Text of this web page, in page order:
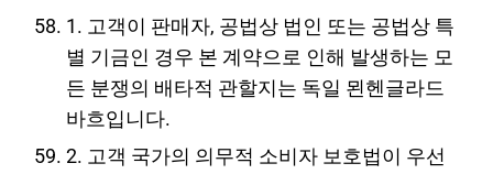
1. 고객이 판매자, 공법상 법인 또는 공법상 특
별 기금인 경우 본 계약으로 인해 발생하는 모
든 분쟁의 배타적 관할지는 독일 묀헨글라드
바흐입니다.
2. 고객 국가의 의무적 소비자 보호법이 우선